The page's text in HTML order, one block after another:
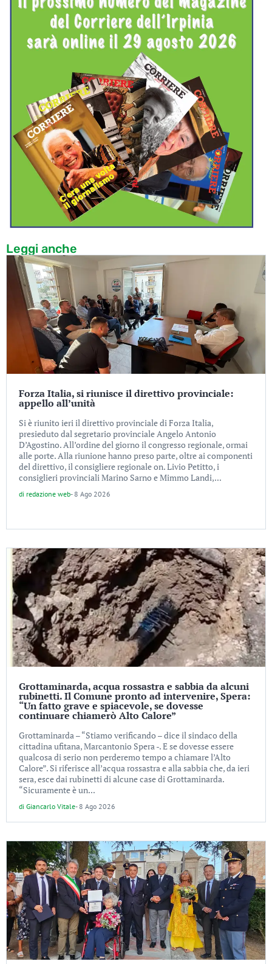
Leggi anche
Forza Italia, si riunisce il direttivo provinciale:
appello all’unità
Si è riunito ieri il direttivo provinciale di Forza Italia,
presieduto dal segretario provinciale Angelo Antonio
D’Agostino. All’ordine del giorno il congresso regionale, ormai
alle porte. Alla riunione hanno preso parte, oltre ai componenti
del direttivo, il consigliere regionale on. Livio Petitto, i
consiglieri provinciali Marino Sarno e Mimmo Landi,...
di redazione web- 8 Ago 2026
Grottaminarda, acqua rossastra e sabbia da alcuni
rubinetti. Il Comune pronto ad intervenire, Spera:
“Un fatto grave e spiacevole, se dovesse
continuare chiamerò Alto Calore”
Grottaminarda – “Stiamo verificando – dice il sindaco della
cittadina ufitana, Marcantonio Spera -. E se dovesse essere
qualcosa di serio non perderemo tempo a chiamare l’Alto
Calore”. Si riferisce all’acqua rossastra e alla sabbia che, da ieri
sera, esce dai rubinetti di alcune case di Grottaminarda.
“Sicuramente è un...
di Giancarlo Vitale- 8 Ago 2026